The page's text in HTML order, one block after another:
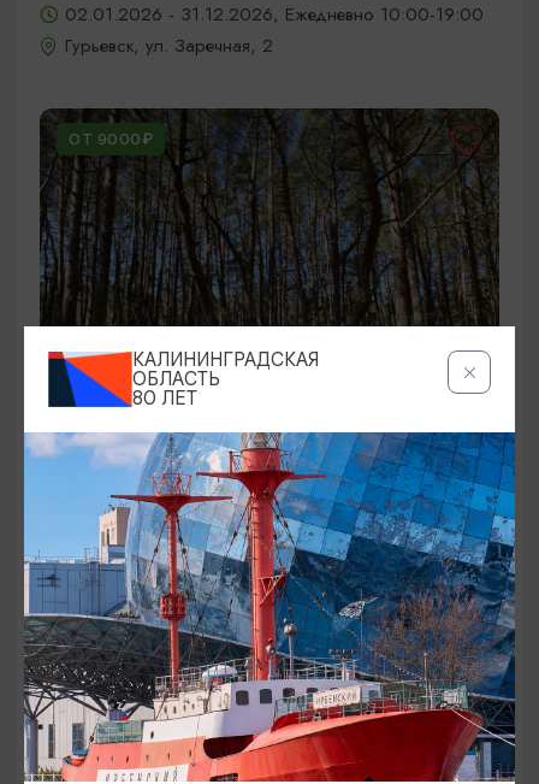
02.01.2026 - 31.12.2026, Ежедневно 10:00-19:00
Гурьевск, ул. Заречная, 2
ОТ 9000₽
ЭКСКУРСИИ УЧРЕЖДЕНИЙ КУЛЬТУРЫ
Аудиоспектакль «Истории Куршской
косы»
01.02.2026 - 31.12.2026, 13:00
Куршская коса
ОТ 2500₽
КАЛИНИНГРАДСКАЯ
ОБЛАСТЬ
80 ЛЕТ